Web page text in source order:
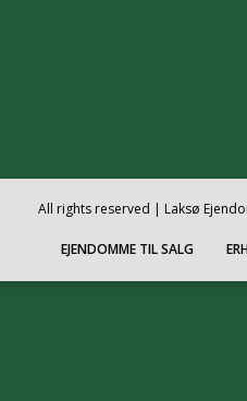
All rights reserved | Laksø
EJENDOMME TIL SALG